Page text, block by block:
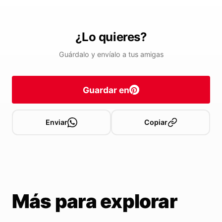
¿Lo quieres?
Guárdalo y envíalo a tus amigas
Guardar en
Enviar Copiar
Más para explorar